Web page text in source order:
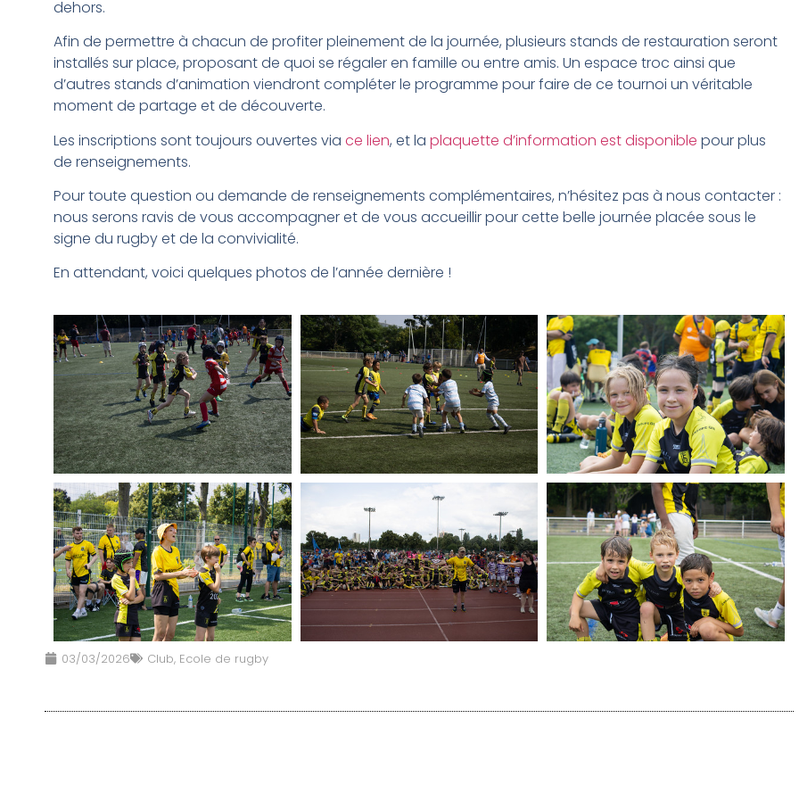
dehors.
Afin de permettre à chacun de profiter pleinement de la journée, plusieurs stands de restauration seront
installés sur place, proposant de quoi se régaler en famille ou entre amis. Un espace troc ainsi que
d’autres stands d’animation viendront compléter le programme pour faire de ce tournoi un véritable
moment de partage et de découverte.
Les inscriptions sont toujours ouvertes via ce lien, et la plaquette d’information est disponible pour plus
de renseignements.
Pour toute question ou demande de renseignements complémentaires, n’hésitez pas à nous contacter :
nous serons ravis de vous accompagner et de vous accueillir pour cette belle journée placée sous le
signe du rugby et de la convivialité.
En attendant, voici quelques photos de l’année dernière !
03/03/2026 Club, Ecole de rugby